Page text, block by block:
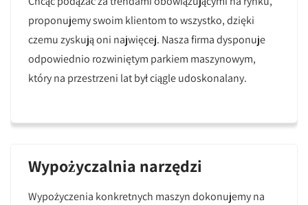
proponujemy swoim klientom to wszystko, dzięki
czemu zyskują oni najwięcej. Nasza firma dysponuje
odpowiednio rozwiniętym parkiem maszynowym,
który na przestrzeni lat był ciągle udoskonalany.
Wypożyczalnia narzędzi
Wypożyczenia konkretnych maszyn dokonujemy na